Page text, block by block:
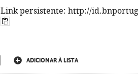
Link persistente: http://
ADICIONAR À LISTA